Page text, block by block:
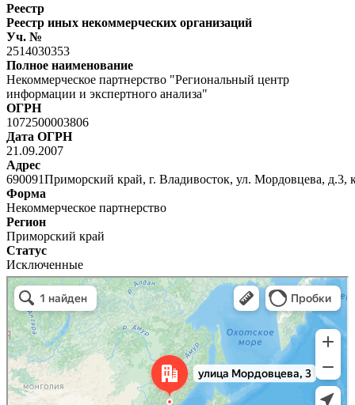
Реестр
Реестр иных некоммерческих организаций
Уч. №
2514030353
Полное наименование
Некоммерческое партнерство "Региональный центр
информации и экспертного анализа"
ОГРН
1072500003806
Дата ОГРН
21.09.2007
Адрес
690091Приморский край, г. Владивосток, ул. Мордовцева, д.3,
Форма
Некоммерческое партнерство
Регион
Приморский край
Статус
Исключенные